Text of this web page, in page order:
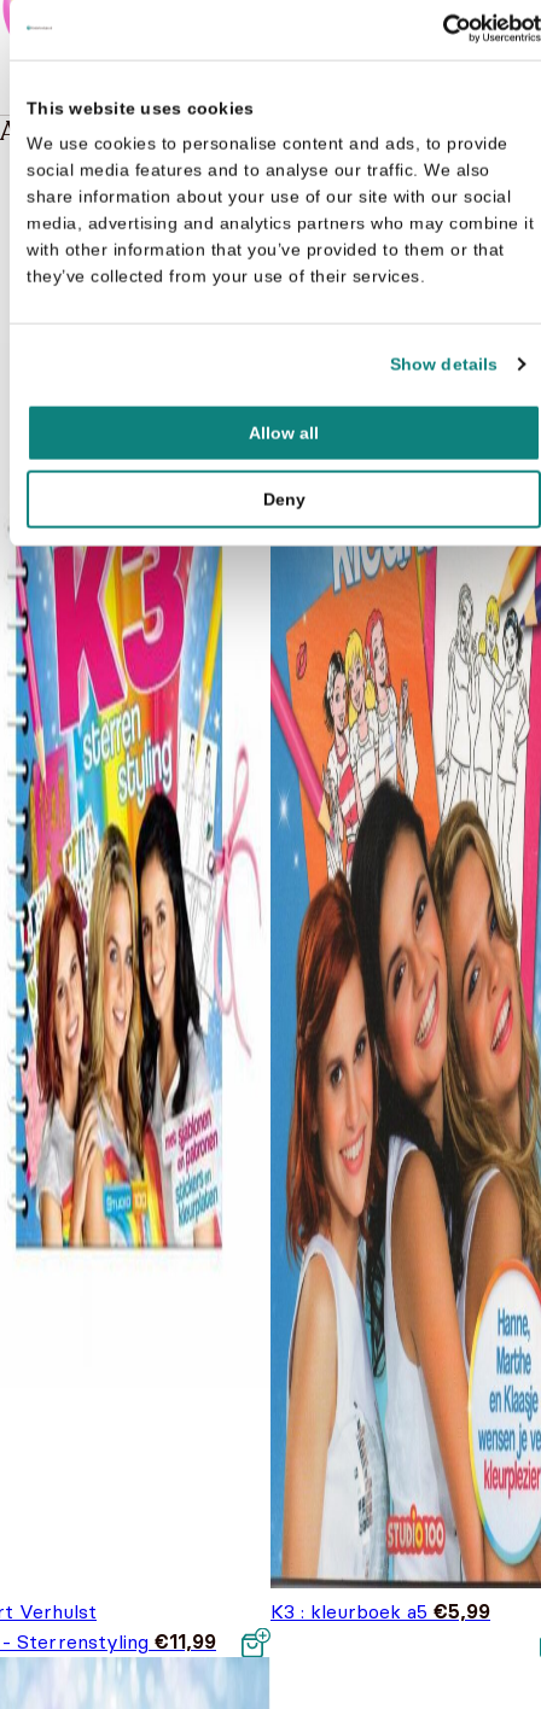
This website uses cookies
We use cookies to personalise content and ads, to provide
social media features and to analyse our traffic. We also
share information about your use of our site with our social
media, advertising and analytics partners who may combine it
with other information that you’ve provided to them or that
they’ve collected from your use of their services.
Show details
Allow all
Deny
Andere boeken over K3
Verhulst
Sterrenstyling €11,99
K3 : kleurboek a5 €5,99